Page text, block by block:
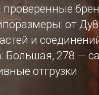
от
и
Большая, 278 —
отгрузки